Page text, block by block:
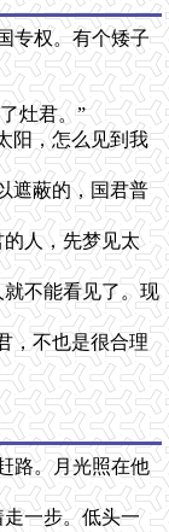
专权。有个矮子
灶君。”
阳，怎么见到我
遮蔽的，国君普
人，先梦见太
不能看见了。现
，不也是很合理
路。月光照在他
一步。低头一